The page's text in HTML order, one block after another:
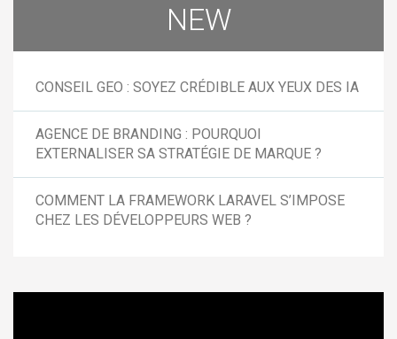
NEW
CONSEIL GEO : SOYEZ CRÉDIBLE AUX YEUX DES IA
AGENCE DE BRANDING : POURQUOI
EXTERNALISER SA STRATÉGIE DE MARQUE ?
COMMENT LA FRAMEWORK LARAVEL S’IMPOSE
CHEZ LES DÉVELOPPEURS WEB ?